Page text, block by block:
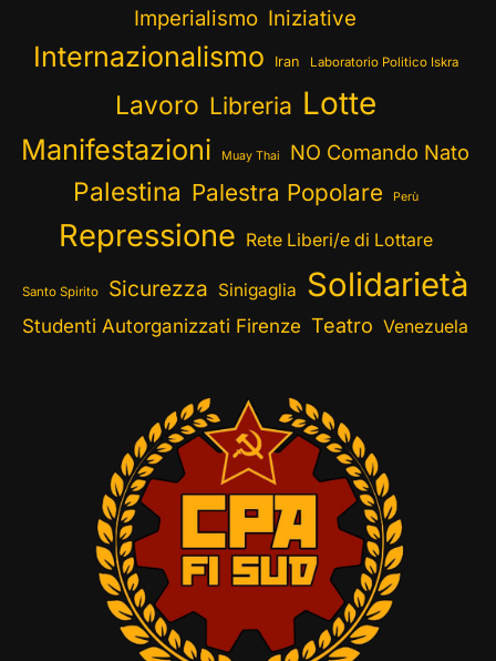
Imperialismo Iniziative
Internazionalismo Iran Laboratorio Politico Iskra
Lavoro Libreria Lotte
Manifestazioni Muay Thai NO Comando Nato
Palestina Palestra Popolare Perù
Repressione Rete Liberi/e di Lottare
Santo Spirito Sicurezza Sinigaglia Solidarietà
Studenti Autorganizzati Firenze Teatro Venezuela